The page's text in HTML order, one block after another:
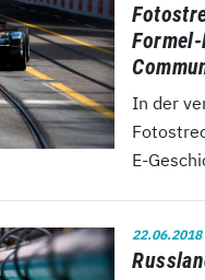
In der
E-
22.06.2018